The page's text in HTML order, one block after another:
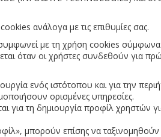
ανάλογα με τις επιθυμίες σας.
με τη χρήση cookies
όταν οι χρήστες συνδεθούν για
ενός ιστότοπου και για την
ορισμένες υπηρεσίες.
για τη δημιουργία προφίλ χρηστών
μπορούν επίσης να